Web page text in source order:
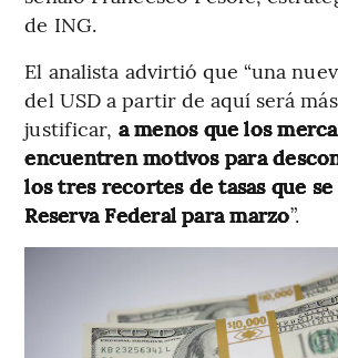
de ING.
El analista advirtió que “una
del USD a partir de aquí será
justificar, a menos que los
encuentren motivos para
los tres recortes de tasas que
Reserva Federal para marzo”.